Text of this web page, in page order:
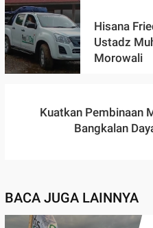
Hisana
Ustadz
Morowali
Kuatkan Pembinaan
Bangkalan
BACA JUGA LAINNYA